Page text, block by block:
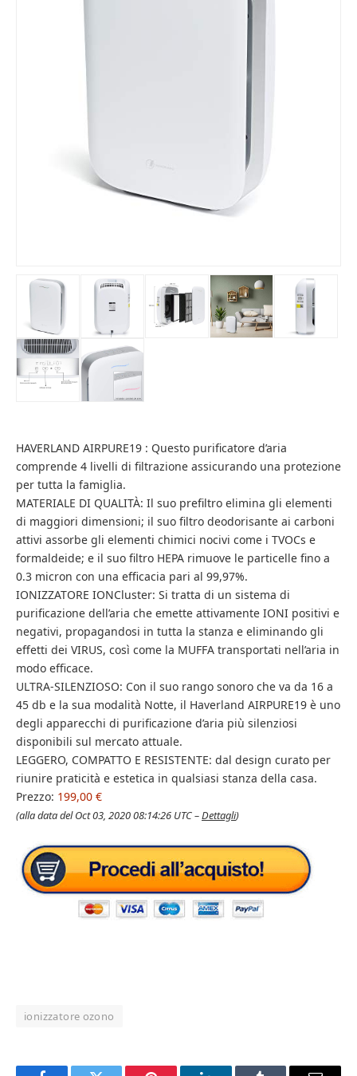
HAVERLAND AIRPURE19 : Questo purificatore d’aria
comprende 4 livelli di filtrazione assicurando una protezione
per tutta la famiglia.
MATERIALE DI QUALITÀ: Il suo prefiltro elimina gli elementi
di maggiori dimensioni; il suo filtro deodorisante ai carboni
attivi assorbe gli elementi chimici nocivi come i TVOCs e
formaldeide; e il suo filtro HEPA rimuove le particelle fino a
0.3 micron con una efficacia pari al 99,97%.
IONIZZATORE IONCluster: Si tratta di un sistema di
purificazione dell’aria che emette attivamente IONI positivi e
negativi, propagandosi in tutta la stanza e eliminando gli
effetti dei VIRUS, così come la MUFFA transportati nell’aria in
modo efficace.
ULTRA-SILENZIOSO: Con il suo rango sonoro che va da 16 a
45 db e la sua modalità Notte, il Haverland AIRPURE19 è uno
degli apparecchi di purificazione d’aria più silenziosi
disponibili sul mercato attuale.
LEGGERO, COMPATTO E RESISTENTE: dal design curato per
riunire praticità e estetica in qualsiasi stanza della casa.
Prezzo: 199,00 €
(alla data del Oct 03, 2020 08:14:26 UTC –Dettagli)
ionizzatore ozono